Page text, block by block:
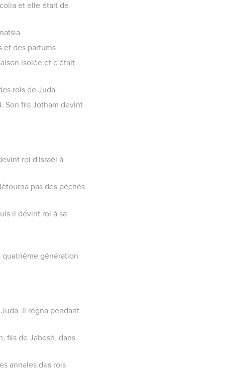
et elle était de
des parfums.
isolée et c’était
rois de Juda.
Son fils Jotham devint
roi d'Israël à
pas des péchés
il devint roi à sa
quatrième génération
Il régna pendant
fils de Jabesh, dans
annales des rois